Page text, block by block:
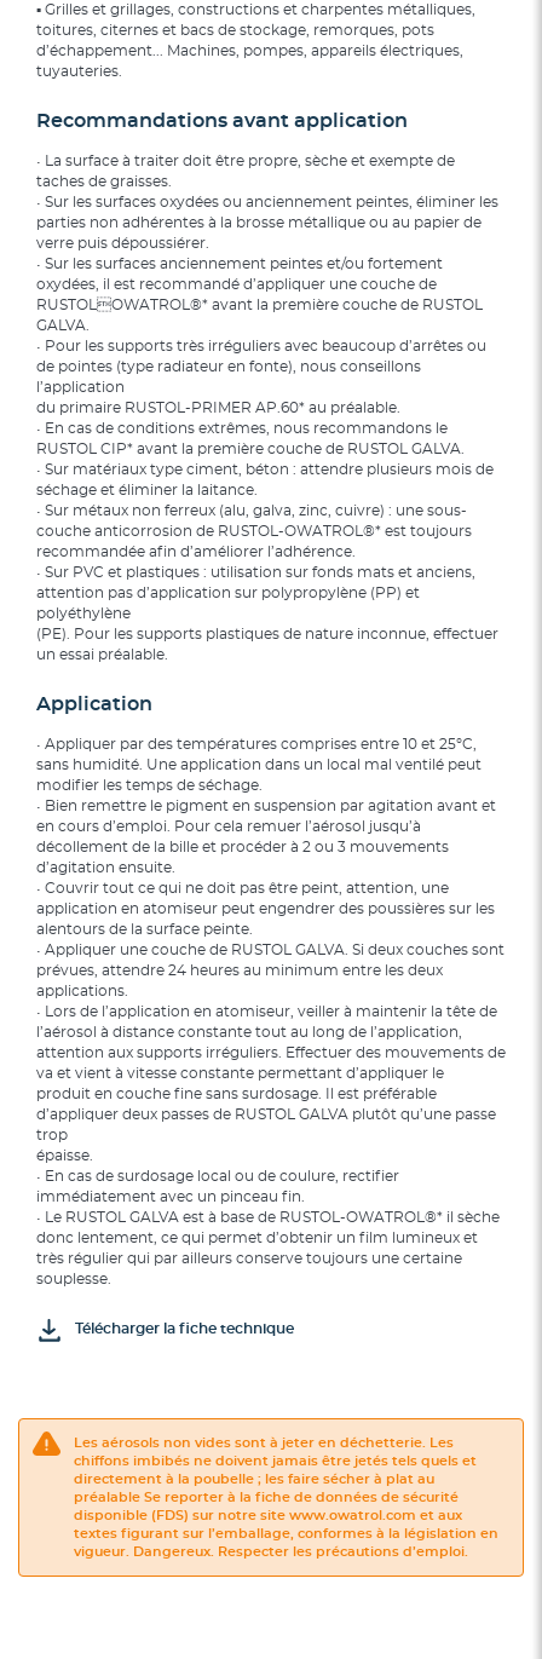
▪ Grilles et grillages, constructions et charpentes métalliques,
toitures, citernes et bacs de stockage, remorques, pots
d’échappement... Machines, pompes, appareils électriques,
tuyauteries.
Recommandations avant application
• La surface à traiter doit être propre, sèche et exempte de
taches de graisses.
• Sur les surfaces oxydées ou anciennement peintes, éliminer les
parties non adhérentes à la brosse métallique ou au papier de
verre puis dépoussiérer.
• Sur les surfaces anciennement peintes et/ou fortement
oxydées, il est recommandé d’appliquer une couche de
RUSTOLOWATROL®* avant la première couche de RUSTOL
GALVA.
• Pour les supports très irréguliers avec beaucoup d’arrêtes ou
de pointes (type radiateur en fonte), nous conseillons
l’application
du primaire RUSTOL-PRIMER AP.60* au préalable.
• En cas de conditions extrêmes, nous recommandons le
RUSTOL CIP* avant la première couche de RUSTOL GALVA.
• Sur matériaux type ciment, béton : attendre plusieurs mois de
séchage et éliminer la laitance.
• Sur métaux non ferreux (alu, galva, zinc, cuivre) : une sous-
couche anticorrosion de RUSTOL-OWATROL®* est toujours
recommandée afin d’améliorer l’adhérence.
• Sur PVC et plastiques : utilisation sur fonds mats et anciens,
attention pas d’application sur polypropylène (PP) et
polyéthylène
(PE). Pour les supports plastiques de nature inconnue, effectuer
un essai préalable.
Application
• Appliquer par des températures comprises entre 10 et 25°C,
sans humidité. Une application dans un local mal ventilé peut
modifier les temps de séchage.
• Bien remettre le pigment en suspension par agitation avant et
en cours d’emploi. Pour cela remuer l’aérosol jusqu’à
décollement de la bille et procéder à 2 ou 3 mouvements
d’agitation ensuite.
• Couvrir tout ce qui ne doit pas être peint, attention, une
application en atomiseur peut engendrer des poussières sur les
alentours de la surface peinte.
• Appliquer une couche de RUSTOL GALVA. Si deux couches sont
prévues, attendre 24 heures au minimum entre les deux
applications.
• Lors de l’application en atomiseur, veiller à maintenir la tête de
l’aérosol à distance constante tout au long de l’application,
attention aux supports irréguliers. Effectuer des mouvements de
va et vient à vitesse constante permettant d’appliquer le
produit en couche fine sans surdosage. Il est préférable
d’appliquer deux passes de RUSTOL GALVA plutôt qu’une passe
trop
épaisse.
• En cas de surdosage local ou de coulure, rectifier
immédiatement avec un pinceau fin.
• Le RUSTOL GALVA est à base de RUSTOL-OWATROL®* il sèche
donc lentement, ce qui permet d’obtenir un film lumineux et
très régulier qui par ailleurs conserve toujours une certaine
souplesse.
Télécharger la fiche technique
Les aérosols non vides sont à jeter en déchetterie. Les
chiffons imbibés ne doivent jamais être jetés tels quels et
directement à la poubelle ; les faire sécher à plat au
préalable Se reporter à la fiche de données de sécurité
disponible (FDS) sur notre site www.owatrol.com et aux
textes figurant sur l’emballage, conformes à la législation en
vigueur. Dangereux. Respecter les précautions d’emploi.